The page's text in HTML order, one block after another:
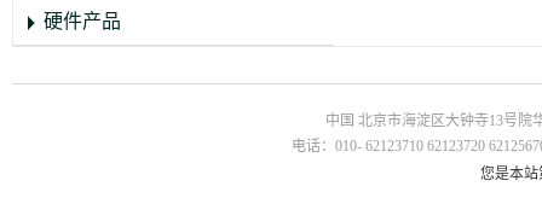
硬件产品
中国 北京市海淀区大钟寺13号院
电话：010- 62123710 62123720
您是本